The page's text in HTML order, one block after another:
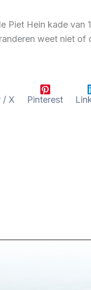
Piet Hein kade van
weet niet of
/ X Pinterest